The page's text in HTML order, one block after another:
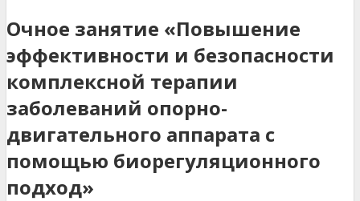
Очное занятие «Повышение
эффективности и безопасности
комплексной терапии
заболеваний опорно-
двигательного аппарата с
помощью биорегуляционного
подход»